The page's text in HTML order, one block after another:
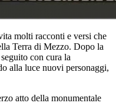
molti racconti e versi che
Terra di Mezzo. Dopo la
con cura la
alla luce nuovi personaggi,
atto della monumentale